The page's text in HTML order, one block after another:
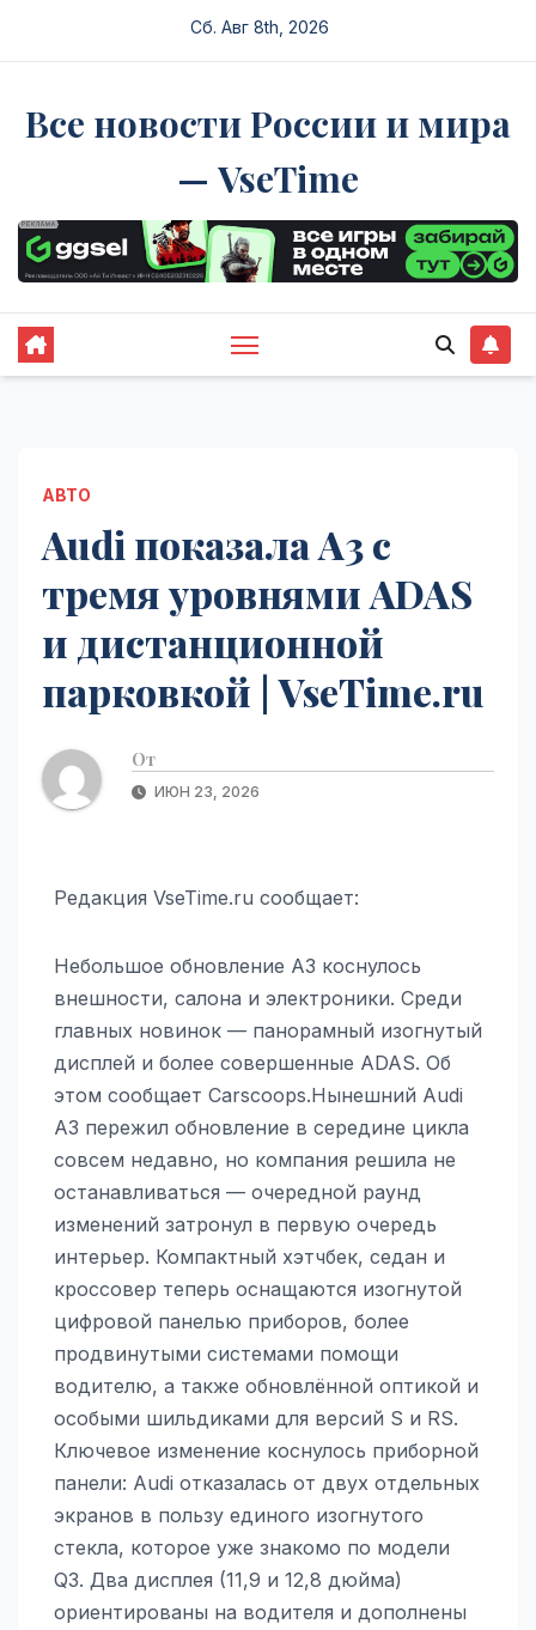
Сб. Авг 8th, 2026
Все новости России и мира
— VseTime
АВТО
Audi показала A3 с
тремя уровнями ADAS
и дистанционной
парковкой | VseTime.ru
От
ИЮН 23, 2026
Редакция VseTime.ru сообщает:
Небольшое обновление A3 коснулось
внешности, салона и электроники. Среди
главных новинок — панорамный изогнутый
дисплей и более совершенные ADAS. Об
этом сообщает Carscoops.Нынешний Audi
A3 пережил обновление в середине цикла
совсем недавно, но компания решила не
останавливаться — очередной раунд
изменений затронул в первую очередь
интерьер. Компактный хэтчбек, седан и
кроссовер теперь оснащаются изогнутой
цифровой панелью приборов, более
продвинутыми системами помощи
водителю, а также обновлённой оптикой и
особыми шильдиками для версий S и RS.
Ключевое изменение коснулось приборной
панели: Audi отказалась от двух отдельных
экранов в пользу единого изогнутого
стекла, которое уже знакомо по модели
Q3. Два дисплея (11,9 и 12,8 дюйма)
ориентированы на водителя и дополнены